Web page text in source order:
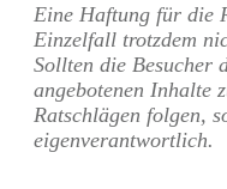
Eine Haftung für die
Einzelfall trotzdem
Sollten die Besucher
angebotenen Inhalte
Ratschlägen folgen,
eigenverantwortlich.